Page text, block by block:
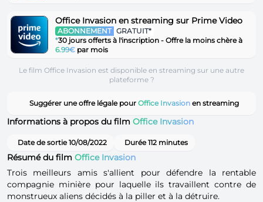
Office Invasion en streaming sur Prime Video
ABONNEMENT GRATUIT*
*30 jours offerts à l'inscription - Offre la moins chère à
6.99€ par mois
Le film Office Invasion est disponible en streaming sur une autre
plateforme ?
Suggérer une offre légale pour Office Invasionen streaming
Informations à propos du film Office Invasion
Date de sortie 10/08/2022 Durée 112 minutes
Résumé du film Office Invasion
Trois meilleurs amis s'allient pour défendre la rentable
compagnie minière pour laquelle ils travaillent contre de
monstrueux aliens décidés à la piller et à la détruire.